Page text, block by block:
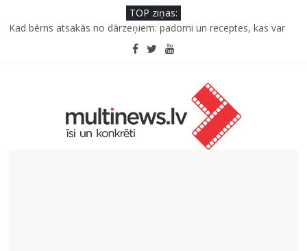
TOP ziņas:
Kāpēc padomju militāro mantojumu ir svarīgi izprast arī šodien
un kā to palīdz paveikt papildinātā realitāte
Kad bērns atsakās no dārzeņiem: padomi un receptes, kas var
Deigeļu pāris izdod otro singlu “Plkst. 3.00” no topošā albuma
Iniciatīvā “Daru labu dabai” aicina palīdzēt atjaunot Jašas upes
Septiņas profesijas, kas izturēs mākslīgā intelekta laikmetu